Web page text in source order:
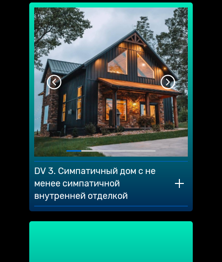
DV 3. Симпатичный дом с не
менее симпатичной
внутренней отделкой